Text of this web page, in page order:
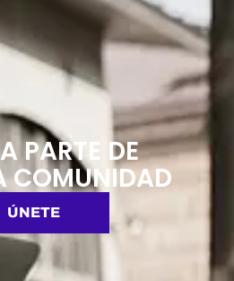
PARTE DE
COMUNIDAD
ÚNETE